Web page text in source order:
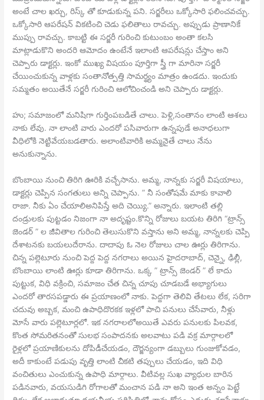
అంటే చాల ఖర్చు, రిస్క్ తో కూడుకున్న పని. సర్జరీలు ఒక్కోసారి ఫలించవచ్చు.
ఒక్కోసారి ఆపరేషన్ వికటించి చెడు ఫలితాలు రావచ్చు. అప్పుడు ప్రాణానికే
ముప్పు రావచ్చు. కాబట్టి ఈ సర్జరీ గురించి కుటుంబం అంతా కలసి
మాట్లాడుకొని అందరి ఆమోదం ఉంటేనే ఇలాంటి ఆపరేషన్లు చేస్తాం అని
చెప్పారు డాక్టర్లు. ఇంకో ముఖ్య విషయం పూర్తిగా స్త్రీ గా మారినా సర్జరీ
చేయించుకున్న వాళ్లకు సంతానోత్పత్తి సామర్థ్యం మాత్రం ఉండదు. ఇందుకు
సమ్మతం అయితేనే సర్జరీ గురించి ఆలోచించండి అని చెప్పారు డాక్టర్లు.
హు; సమాజంలో మనిషిగా గుర్తింపబడితే చాలు. పెళ్లి,సంతానం లాంటి ఆశలు
నాకు లేవు. నా లాంటి వారు ఎందరో పసివారుగా ఉన్నపుడే అనాధలుగా
వీధిలోకి నెట్టివేయబడతారు. అలాంటివారికి అమ్మనైతే చాలు నేను
అనుకున్నాను.
బొంబాయి నుంచి తిరిగి ఊరికి వచ్చేసాను. అమ్మ, నాన్నకు సర్జరీ విషయాలు,
డాక్టర్లు చెప్పిన సంగతులు అన్ని చెప్పాను. ” నీ సంతోషమే మాకు కావాలి
రాజా. నీకు ఏం చేయాలిఅనిపిస్తే అది చెయ్యి.” అన్నారు. ఇలాంటి తల్లి
దండ్రులకు పుట్టడం నిజంగా నా అదృష్టం.కొన్ని రోజులు బయట తిరిగి “ట్రాన్స్
జెండర్ ” ల జీవితాల గురించి తెలుసుకొని వస్తాను అని అమ్మ, నాన్నలకు చెప్పి
దేశాటనకు బయలుదేరాను. దాదాపు ఓ నెల రోజులు చాల ఊర్లు తిరిగాను.
చిన్న పల్లెటూరు నుంచి పెద్ద పెద్ద నగరాలు అయిన హైదరాబాద్, చెన్నై, ఢిల్లీ,
బొంబాయి లాంటి ఊర్లు కూడా తిరిగాను. ఒక్క ” ట్రాన్స్ జెండర్ ” లే కాదు
పుట్టుక, విధి వక్రించి, సమాజం చేత చిన్న చూపు చూడబడే అభ్యాగులు
ఎందరో తారసపడ్డారు ఈ ప్రయాణంలో నాకు. పెద్దగా తెలివి తేటలు లేక, సరిగా
చదువు అబ్బక, మంచి ఉపాధిదొరకక ఇళ్లలో పాచి పనులు చేసేవారు, నీళ్లు
మోసే వారు పల్లెటూర్లలో. ఇక నగరాలలోఅయితే ఎవరు పనులకు పిలవక,
కొంత సోమరితనంతో సులభ సంపాదనకు అలవాటు పడి వక్ర మార్గాలలో
రైళ్లలో ప్రయాణికులను దోపిడీచేయడం, దౌర్జన్యంగా డబ్బులు గుంజుకోవడం,
అదీ కాకుంటే పడుపు వృత్తి లాంటి చీకటి తప్పులు చేయడం, ఇది విధి
వంచితులు ఎంచుకున్న ఉపాధి మార్గాలు. వీటివల్ల సుఖ వ్యాధుల బారిన
పడినవారు, వయసుడిగి రోగాలతో మంచాన పడి నా అని ఇంత అన్నం పెట్టే